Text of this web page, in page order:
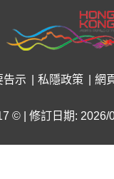
告示 私隱政策 網
© | 修訂日期: 2026/